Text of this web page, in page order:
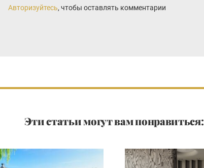
Авторизуйтесь, чтобы оставлять комментарии
Эти статьи могут вам понравиться: